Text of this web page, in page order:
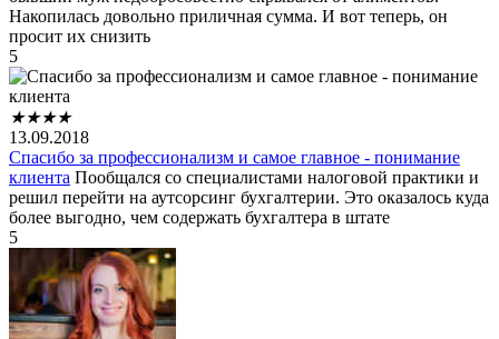
Накопилась довольно приличная сумма. И вот теперь, он
просит их снизить
5
★★★★
13.09.2018
Спасибо за профессионализм и самое главное - понимание
клиента Пообщался со специалистами налоговой практики и
решил перейти на аутсорсинг бухгалтерии. Это оказалось куда
более выгодно, чем содержать бухгалтера в штате
5